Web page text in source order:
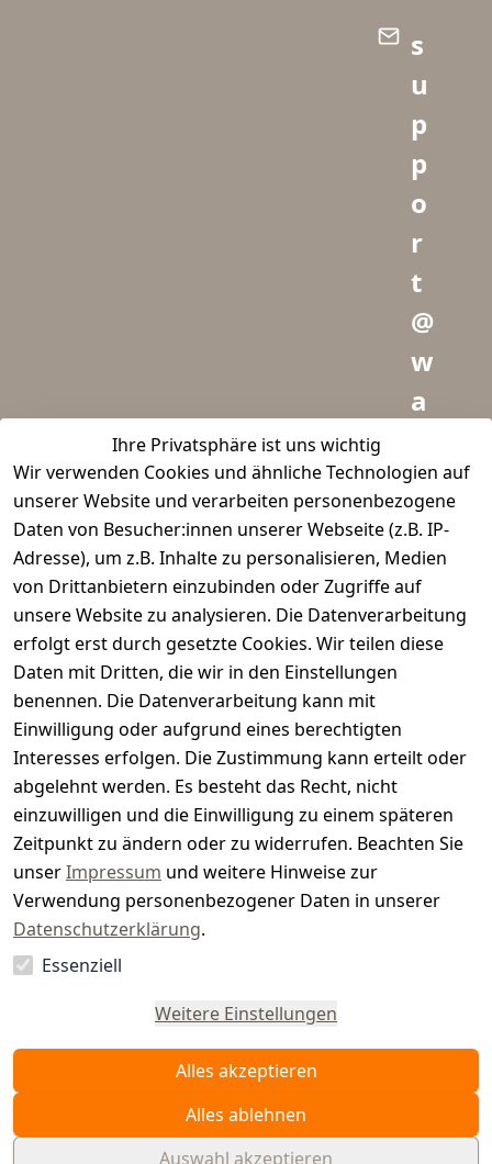
Ihre Privatsphäre ist uns wichtig
Wir verwenden Cookies und ähnliche Technologien auf
unserer Website und verarbeiten personenbezogene
Daten von Besucher:innen unserer Webseite (z.B. IP-
Adresse), um z.B. Inhalte zu personalisieren, Medien
von Drittanbietern einzubinden oder Zugriffe auf
unsere Website zu analysieren. Die Datenverarbeitung
erfolgt erst durch gesetzte Cookies. Wir teilen diese
Daten mit Dritten, die wir in den Einstellungen
benennen. Die Datenverarbeitung kann mit
Einwilligung oder aufgrund eines berechtigten
Interesses erfolgen. Die Zustimmung kann erteilt oder
abgelehnt werden. Es besteht das Recht, nicht
einzuwilligen und die Einwilligung zu einem späteren
Zeitpunkt zu ändern oder zu widerrufen. Beachten Sie
unserImpressum und weitere Hinweise zur
Verwendung personenbezogener Daten in unserer
Datenschutzerklärung.
Essenziell
Weitere Einstellungen
Alles akzeptieren
Alles ablehnen
Auswahl akzeptieren
s
u
p
p
o
r
t
@
w
a
d
m
e
i
s
r.
e
Vertrag
widerrufen